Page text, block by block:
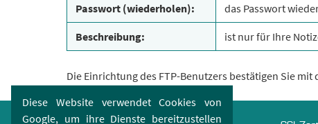
Diese Website verwendet Cookies von
Google, um ihre Dienste bereitzustellen
Passwort (wiederholen): das Passwort
Beschreibung: ist nur für Ihre
Die Einrichtung des FTP-Benutzers bestätigen Sie mit